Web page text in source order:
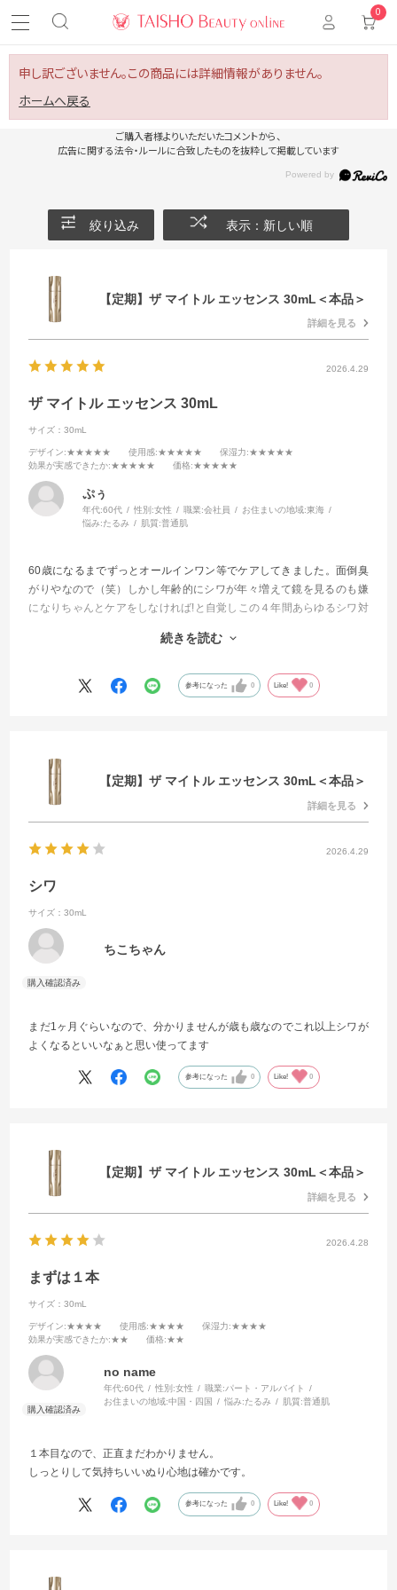
0
申し訳ございません。この商品には詳細情報がありません。
ホームへ戻る
ご購入者様よりいただいたコメントから、
広告に関する法令・ルールに合致したものを抜粋して掲載しています
絞り込み 表示：新しい順
【定期】ザ マイトル エッセンス 30mL＜本品＞
詳細を見る
2026.4.29
ザ マイトル エッセンス 30mL
サイズ：30mL
デザイン:★★★★★ 使用感:★★★★★ 保湿力:★★★★★
効果が実感できたか:★★★★★ 価格:★★★★★
ぷぅ
年代:60代 性別:女性 職業:会社員 お住まいの地域:東海
悩み:たるみ 肌質:普通肌
60歳になるまでずっとオールインワン等でケアしてきました。面倒臭
がりやなので（笑）しかし年齢的にシワが年々増えて鏡を見るのも嫌
になりちゃんとケアをしなければ!と自覚しこの４年間あらゆるシワ対
今回もそんな感じで試してみました。
もう他を試したりする事が無くなりました。
これからはずっと使い続けて行きます
続きを読む
参考になった 0 Like! 0
【定期】ザ マイトル エッセンス 30mL＜本品＞
詳細を見る
2026.4.29
シワ
サイズ：30mL
ちこちゃん
まだ1ヶ月ぐらいなので、分かりませんが歳も歳なのでこれ以上シワが
よくなるといいなぁと思い使ってます
参考になった 0 Like! 0
【定期】ザ マイトル エッセンス 30mL＜本品＞
詳細を見る
2026.4.28
まずは１本
サイズ：30mL
デザイン:★★★★ 使用感:★★★★ 保湿力:★★★★
効果が実感できたか:★★ 価格:★★
no name
年代:60代 性別:女性 職業:パート・アルバイト
お住まいの地域:中国・四国 悩み:たるみ 肌質:普通肌
１本目なので、正直まだわかりません。
しっとりして気持ちいいぬり心地は確かです。
参考になった 0 Like! 0